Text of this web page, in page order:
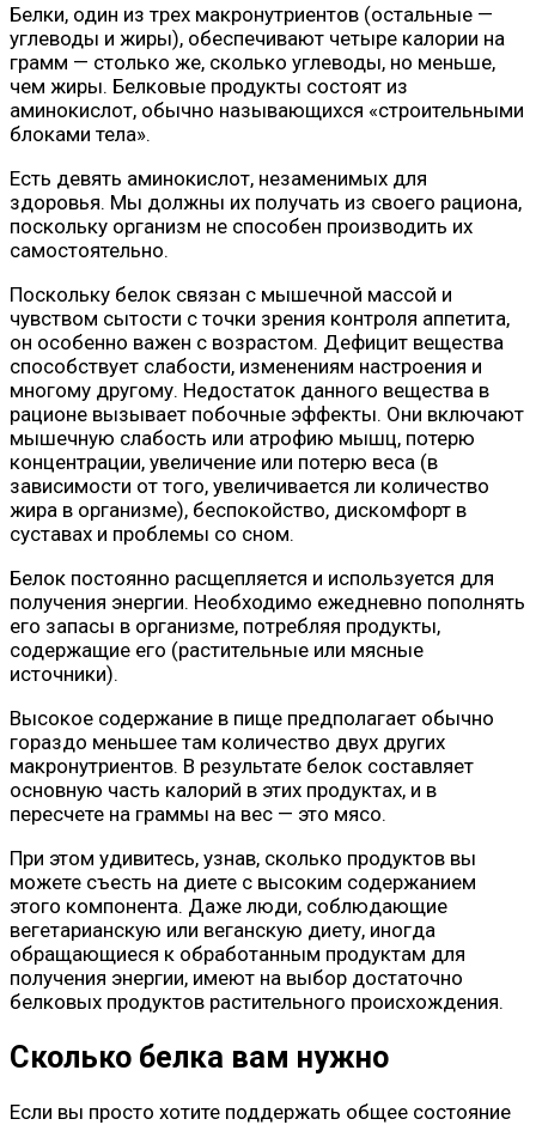
Белки, один из трех макронутриентов (остальные —
углеводы и жиры), обеспечивают четыре калории на
грамм — столько же, сколько углеводы, но меньше,
чем жиры. Белковые продукты состоят из
аминокислот, обычно называющихся «строительными
блоками тела».
Есть девять аминокислот, незаменимых для
здоровья. Мы должны их получать из своего рациона,
поскольку организм не способен производить их
самостоятельно.
Поскольку белок связан с мышечной массой и
чувством сытости с точки зрения контроля аппетита,
он особенно важен с возрастом. Дефицит вещества
способствует слабости, изменениям настроения и
многому другому. Недостаток данного вещества в
рационе вызывает побочные эффекты. Они включают
мышечную слабость или атрофию мышц, потерю
концентрации, увеличение или потерю веса (в
зависимости от того, увеличивается ли количество
жира в организме), беспокойство, дискомфорт в
суставах и проблемы со сном.
Белок постоянно расщепляется и используется для
получения энергии. Необходимо ежедневно пополнять
его запасы в организме, потребляя продукты,
содержащие его (растительные или мясные
источники).
Высокое содержание в пище предполагает обычно
гораздо меньшее там количество двух других
макронутриентов. В результате белок составляет
основную часть калорий в этих продуктах, и в
пересчете на граммы на вес — это мясо.
При этом удивитесь, узнав, сколько продуктов вы
можете съесть на диете с высоким содержанием
этого компонента. Даже люди, соблюдающие
вегетарианскую или веганскую диету, иногда
обращающиеся к обработанным продуктам для
получения энергии, имеют на выбор достаточно
белковых продуктов растительного происхождения.
Сколько белка вам нужно
Если вы просто хотите поддержать общее состояние